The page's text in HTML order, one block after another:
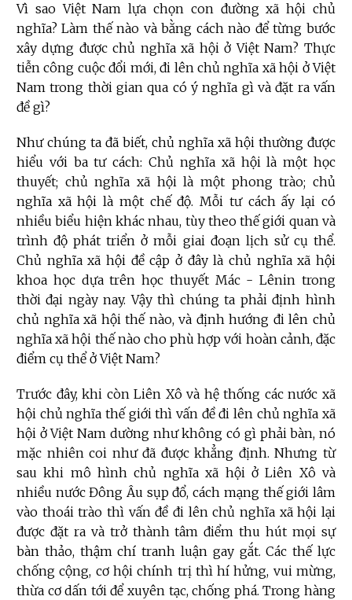
Vì sao Việt Nam lựa chọn con đường xã hội chủ
nghĩa? Làm thế nào và bằng cách nào để từng bước
xây dựng được chủ nghĩa xã hội ở Việt Nam? Thực
tiễn công cuộc đổi mới, đi lên chủ nghĩa xã hội ở Việt
Nam trong thời gian qua có ý nghĩa gì và đặt ra vấn
đề gì?
Như chúng ta đã biết, chủ nghĩa xã hội thường được
hiểu với ba tư cách: Chủ nghĩa xã hội là một học
thuyết; chủ nghĩa xã hội là một phong trào; chủ
nghĩa xã hội là một chế độ. Mỗi tư cách ấy lại có
nhiều biểu hiện khác nhau, tùy theo thế giới quan và
trình độ phát triển ở mỗi giai đoạn lịch sử cụ thể.
Chủ nghĩa xã hội đề cập ở đây là chủ nghĩa xã hội
khoa học dựa trên học thuyết Mác - Lênin trong
thời đại ngày nay. Vậy thì chúng ta phải định hình
chủ nghĩa xã hội thế nào, và định hướng đi lên chủ
nghĩa xã hội thế nào cho phù hợp với hoàn cảnh, đặc
điểm cụ thể ở Việt Nam?
Trước đây, khi còn Liên Xô và hệ thống các nước xã
hội chủ nghĩa thế giới thì vấn đề đi lên chủ nghĩa xã
hội ở Việt Nam dường như không có gì phải bàn, nó
mặc nhiên coi như đã được khẳng định. Nhưng từ
sau khi mô hình chủ nghĩa xã hội ở Liên Xô và
nhiều nước Đông Âu sụp đổ, cách mạng thế giới lâm
vào thoái trào thì vấn đề đi lên chủ nghĩa xã hội lại
được đặt ra và trở thành tâm điểm thu hút mọi sự
bàn thảo, thậm chí tranh luận gay gắt. Các thế lực
chống cộng, cơ hội chính trị thì hí hửng, vui mừng,
thừa cơ dấn tới để xuyên tạc, chống phá. Trong hàng